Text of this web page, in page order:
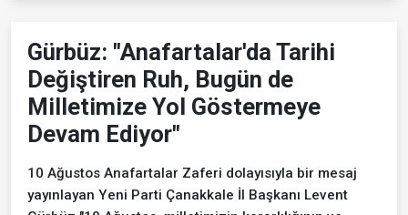
Gürbüz: "Anafartalar'da Tarihi
Değiştiren Ruh, Bugün de
Milletimize Yol Göstermeye
Devam Ediyor"
10 Ağustos Anafartalar Zaferi dolayısıyla bir mesaj
yayınlayan Yeni Parti Çanakkale İl Başkanı Levent